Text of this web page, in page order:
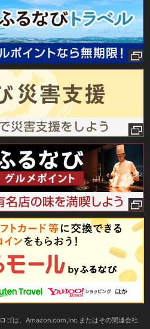
ゴは、Amazon.com,Inc.またはその関連会社